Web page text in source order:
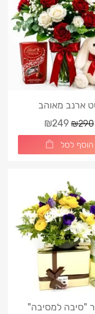
ארנב מאוהב
₪290
₪249
הוסף לסל
"סיבה למסיבה"